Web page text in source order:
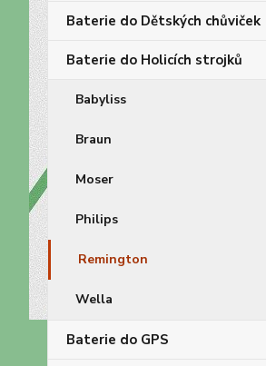
Baterie do Dětských chůviček
Baterie do Holicích strojků
Babyliss
Braun
Moser
Philips
Remington
Wella
Baterie do GPS